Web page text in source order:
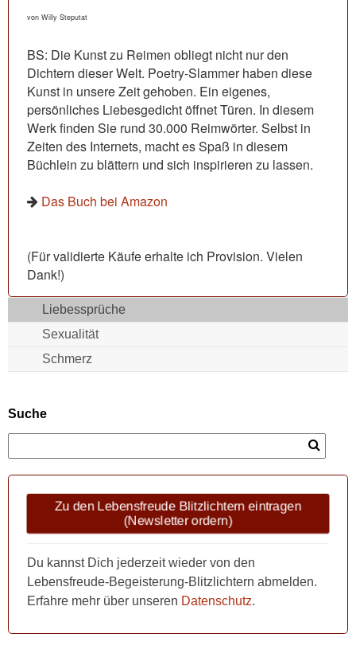
von Willy Steputat
BS: Die Kunst zu Reimen obliegt nicht nur den
Dichtern dieser Welt. Poetry-Slammer haben diese
Kunst in unsere Zeit gehoben. Ein eigenes,
persönliches Liebesgedicht öffnet Türen. In diesem
Werk finden Sie rund 30.000 Reimwörter. Selbst in
Zeiten des Internets, macht es Spaß in diesem
Büchlein zu blättern und sich inspirieren zu lassen.
Das Buch bei Amazon
(Für validierte Käufe erhalte ich Provision. Vielen
Dank!)
Liebessprüche
Sexualität
Schmerz
Suche
Zu den Lebensfreude Blitzlichtern eintragen
(Newsletter ordern)
Du kannst Dich jederzeit wieder von den
Lebensfreude-Begeisterung-Blitzlichtern abmelden.
Erfahre mehr über unseren Datenschutz.